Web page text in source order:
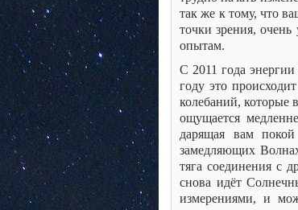
так же к тому, что
точки зрения,
опытам.
С 2011 года
году это
колебаний, которые
ощущается
дарящая вам
замедляющих
тяга соединения с
снова идёт
измерениями, и